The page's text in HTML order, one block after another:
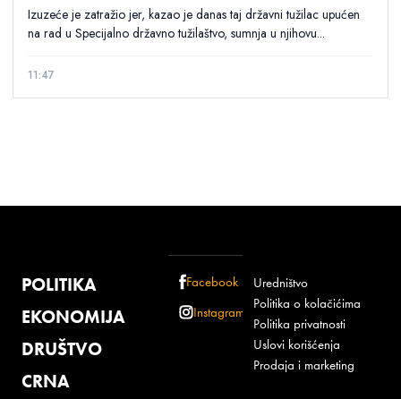
Izuzeće je zatražio jer, kazao je danas taj državni tužilac upućen
na rad u Specijalno državno tužilaštvo, sumnja u njihovu...
11:47
POLITIKA
EKONOMIJA
DRUŠTVO
CRNA
Facebook
Instagram
Uredništvo
Politika o kolačićima
Politika privatnosti
Uslovi korišćenja
Prodaja i marketing